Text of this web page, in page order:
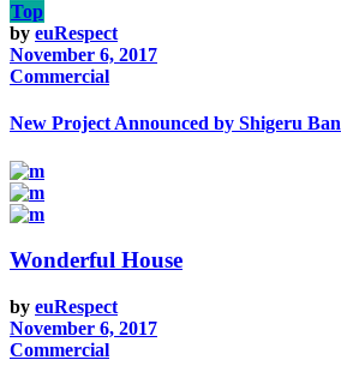
Top
by euRespect
November 6, 2017
Commercial
New Project Announced by Shigeru Ban
Wonderful House
by euRespect
November 6, 2017
Commercial